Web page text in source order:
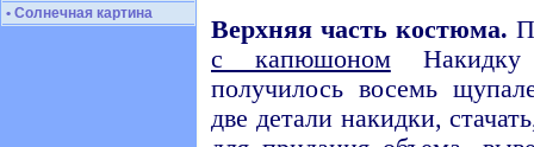
• Солнечная картина
Верхняя часть костюма.
с капюшономНакидку
получилось восемь
две детали накидки,